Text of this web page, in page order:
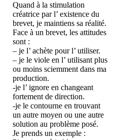
Quand à la stimulation
créatrice par l’ existence du
brevet, je maintiens sa réalité.
Face à un brevet, les attitudes
sont :
– je l’ achète pour l’ utiliser.
– je le viole en l’ utilisant plus
ou moins sciemment dans ma
production.
-je l’ ignore en changeant
fortement de direction.
-je le contourne en trouvant
un autre moyen ou une autre
solution au problème posé.
Je prends un exemple :